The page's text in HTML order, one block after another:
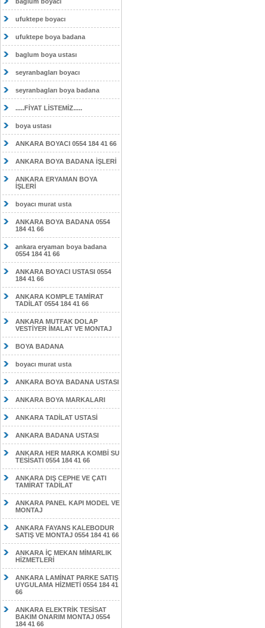
ufuktepe boyacı
ufuktepe boya badana
baglum boya ustası
seyranbagları boyacı
seyranbagları boya badana
.....FİYAT LİSTEMİZ.....
boya ustası
ANKARA BOYACI 0554 184 41 66
ANKARA BOYA BADANA İŞLERİ
ANKARA ERYAMAN BOYA
İŞLERİ
boyacı murat usta
ANKARA BOYA BADANA 0554
184 41 66
ankara eryaman boya badana
0554 184 41 66
ANKARA BOYACI USTASI 0554
184 41 66
ANKARA KOMPLE TAMİRAT
TADİLAT 0554 184 41 66
ANKARA MUTFAK DOLAP
VESTİYER İMALAT VE MONTAJ
BOYA BADANA
boyacı murat usta
ANKARA BOYA BADANA USTASI
ANKARA BOYA MARKALARI
ANKARA TADİLAT USTASİ
ANKARA BADANA USTASI
ANKARA HER MARKA KOMBİ SU
TESİSATI 0554 184 41 66
ANKARA DIŞ CEPHE VE ÇATI
TAMİRAT TADİLAT
ANKARA PANEL KAPI MODEL VE
MONTAJ
ANKARA FAYANS KALEBODUR
SATIŞ VE MONTAJ 0554 184 41 66
ANKARA İÇ MEKAN MİMARLIK
HİZMETLERİ
ANKARA LAMİNAT PARKE SATIŞ
UYGULAMA HİZMETİ 0554 184 41
66
ANKARA ELEKTRİK TESİSAT
BAKIM ONARIM MONTAJ 0554
184 41 66